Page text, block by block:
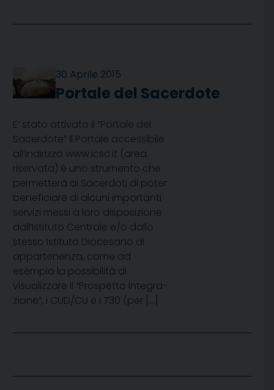
30 Aprile 2015
Portale del Sacerdote
E’ stato attivato il “Portale del
Sacerdote” Il Portale accessibile
all’indirizzo www.icsc.it (area
riservata) è uno strumento che
permetterà ai Sacerdoti di poter
beneficiare di alcuni importanti
servizi messi a loro disposizione
dall’Istituto Centrale e/o dallo
stesso Istituto Diocesano di
appartenenza, co­me ad
esempio la possibilità di
visualizzare il “Prospetto Integra­
zione”, i CUD/CU e i 730 (per […]